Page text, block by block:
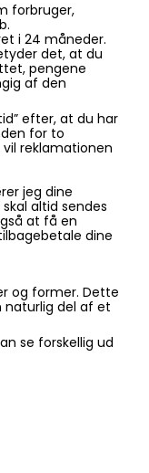
forbruger,
i 24 måneder.
det, at du
pengene
af den
efter, at du har
for to
reklamationen
jeg dine
altid sendes
at få en
dine
og former. Dette
naturlig del af et
se forskellig ud